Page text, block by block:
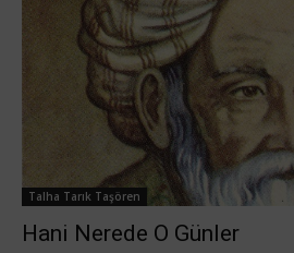
Talha Tarık Taşören
Hani Nerede O Günler